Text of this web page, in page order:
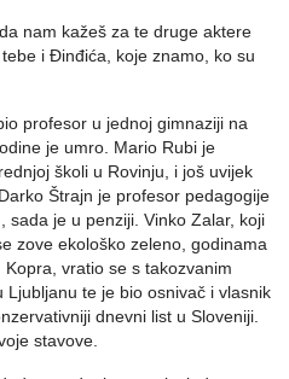
nam kažeš za te druge aktere
i Đinđića, koje znamo, ko su
profesor u jednoj gimnaziji na
je umro. Mario Rubi je
školi u Rovinju, i još uvijek
Štrajn je profesor pedagogije
sada je u penziji. Vinko Zalar, koji
zove ekološko zeleno, godinama
vratio se s takozvanim
te je bio osnivač i vlasnik
dnevni list u Sloveniji.
stavove.